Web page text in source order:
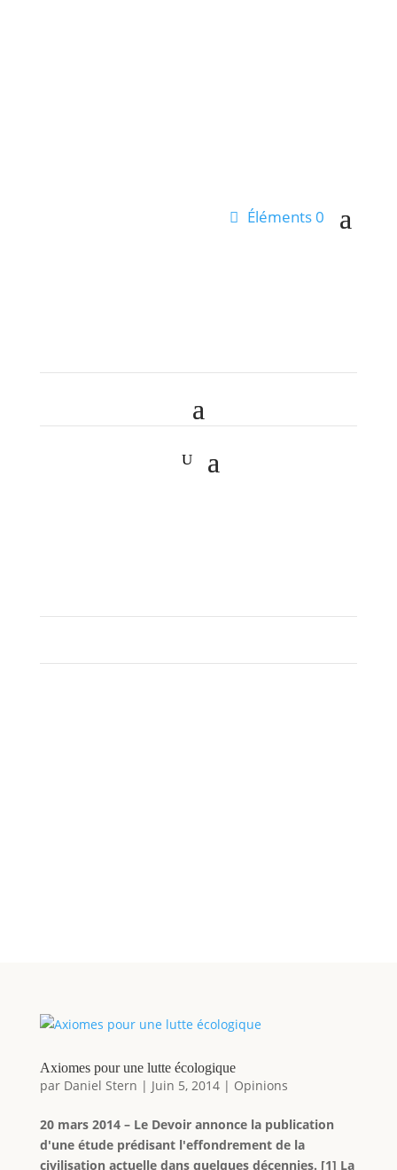
Éléments 0
Axiomes pour une lutte écologique
par Daniel Stern | Juin 5, 2014| Opinions
20 mars 2014 – Le Devoir annonce la publication
d'une étude prédisant l'effondrement de la
civilisation actuelle dans quelques décennies. [1] La